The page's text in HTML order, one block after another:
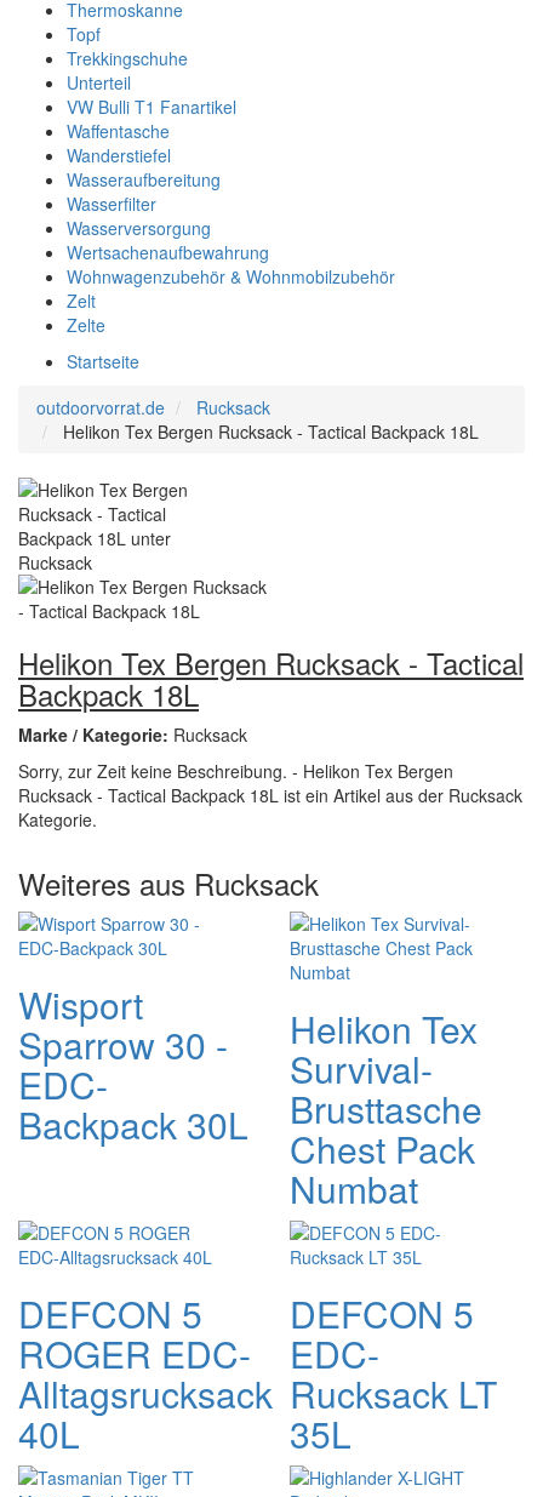
Thermoskanne
Topf
Trekkingschuhe
Unterteil
VW Bulli T1 Fanartikel
Waffentasche
Wanderstiefel
Wasseraufbereitung
Wasserfilter
Wasserversorgung
Wertsachenaufbewahrung
Wohnwagenzubehör & Wohnmobilzubehör
Zelt
Zelte
Startseite
outdoorvorrat.de
Rucksack
Helikon Tex Bergen Rucksack - Tactical Backpack 18L
Helikon Tex Bergen Rucksack - Tactical
Backpack 18L
Marke / Kategorie: Rucksack
Sorry, zur Zeit keine Beschreibung. - Helikon Tex Bergen
Rucksack - Tactical Backpack 18L ist ein Artikel aus der Rucksack
Kategorie.
Weiteres aus Rucksack
Wisport
Sparrow 30 -
EDC-
Backpack 30L
Helikon Tex
Survival-
Brusttasche
Chest Pack
Numbat
DEFCON 5
ROGER EDC-
Alltagsrucksack
40L
DEFCON 5
EDC-
Rucksack LT
35L